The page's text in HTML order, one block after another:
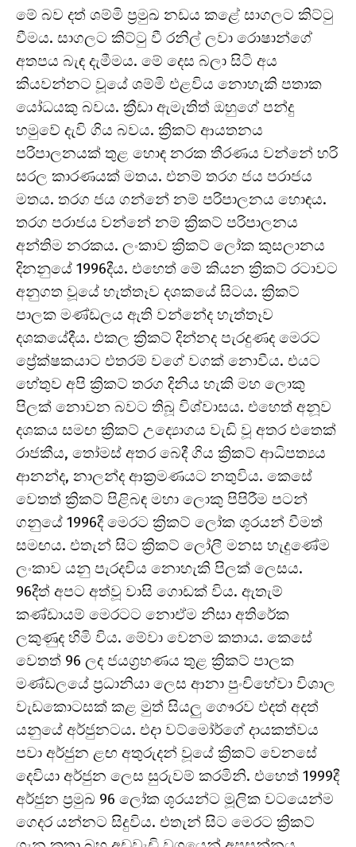
මේ බව දත් ශම්මි ප්‍රමුඛ නඩය කළේ සාගලට කිට්ටු
වීමය. සාගලට කිට්ටු වී රනිල් ලවා රොෂාන්ගේ
අතපය බැඳ දැමීමය. මේ දෙස බලා සිටි අය
කියවන්නට වූයේ ශම්මි එළවිය නොහැකි පතාක
යෝධයකු බවය. ක්‍රීඩා ඇමැතිත් ඔහුගේ පන්දු
හමුවේ දැවි ගිය බවය. ක්‍රිකට් ආයතනය
පරිපාලනයක් තුළ හොඳ නරක තීරණය වන්නේ හරි
සරල කාරණයක් මතය. එනම් තරග ජය පරාජය
මතය. තරග ජය ගන්නේ නම් පරිපාලනය හොඳය.
තරග පරාජය වන්නේ නම් ක්‍රිකට් පරිපාලනය
අන්තිම නරකය. ලංකාව ක්‍රිකට් ලෝක කුසලානය
දිනනුයේ 1996දීය. එහෙත් මේ කියන ක්‍රිකට් රටාවට
අනුගත වූයේ හැත්තෑව දශකයේ සිටය. ක්‍රිකට්
පාලක මණ්ඩලය ඇති වන්නේද හැත්තෑව
දශකයේදීය. එකල ක්‍රිකට් දින්නද පැරදුණද මෙරට
ප්‍රේක්ෂකයාට එතරම් වගේ වගක් නොවීය. එයට
හේතුව අපි ක්‍රිකට් තරග දිනිය හැකි මහ ලොකු
පිලක් නොවන බවට තිබූ විශ්වාසය. එහෙත් අනූව
දශකය සමඟ ක්‍රිකට් උද්‍යොගය වැඩි වූ අතර එතෙක්
රාජකීය, තෝමස් අතර බෙදී ගිය ක්‍රිකට් ආධිපත්‍යය
ආනන්ද, නාලන්ද ආක්‍රමණයට නතුවිය. කෙසේ
වෙතත් ක්‍රිකට් පිළිබඳ මහා ලොකු පිපිරීම පටන්
ගනුයේ 1996දී මෙරට ක්‍රිකට් ලෝක ශූරයන් වීමත්
සමඟය. එතැන් සිට ක්‍රිකට් ලෝලී මනස හැදුණේම
ලංකාව යනු පැරදවිය නොහැකි පිලක් ලෙසය.
96දීත් අපට අත්වූ වාසි ගොඩක් විය. ඇතැම්
කණ්ඩායම් මෙරටට නොඒම නිසා අතිරේක
ලකුණුද හිමි විය. මේවා වෙනම කතාය. කෙසේ
වෙතත් 96 ලද ජයග්‍රහණය තුළ ක්‍රිකට් පාලක
මණ්ඩලයේ ප්‍රධානියා ලෙස ආනා පුංචිහේවා විශාල
වැඩකොටසක් කළ මුත් සියලු ගෞරව එදත් අදත්
යනුයේ අර්ජුනටය. එදා වට්මෝර්ගේ දායකත්වය
පවා අර්ජුන ළඟ අතුරුදන් වූයේ ක්‍රිකට් වෙනසේ
දෙවියා අර්ජුන ලෙස සුරුවම් කරමිනි. එහෙත් 1999දී
අර්ජුන ප්‍රමුඛ 96 ලෝක ශූරයන්ට මූලික වටයෙන්ම
ගෙදර යන්නට සිදුවිය. එතැන් සිට මෙරට ක්‍රිකට්